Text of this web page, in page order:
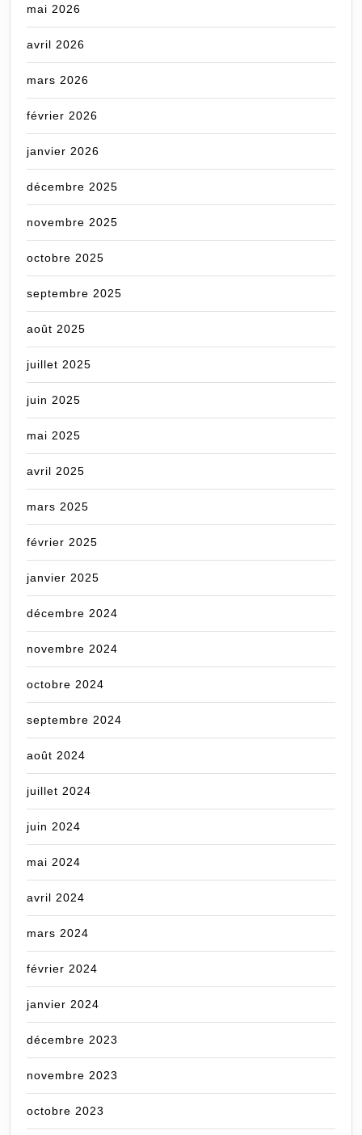
mai 2026
avril 2026
mars 2026
février 2026
janvier 2026
décembre 2025
novembre 2025
octobre 2025
septembre 2025
août 2025
juillet 2025
juin 2025
mai 2025
avril 2025
mars 2025
février 2025
janvier 2025
décembre 2024
novembre 2024
octobre 2024
septembre 2024
août 2024
juillet 2024
juin 2024
mai 2024
avril 2024
mars 2024
février 2024
janvier 2024
décembre 2023
novembre 2023
octobre 2023